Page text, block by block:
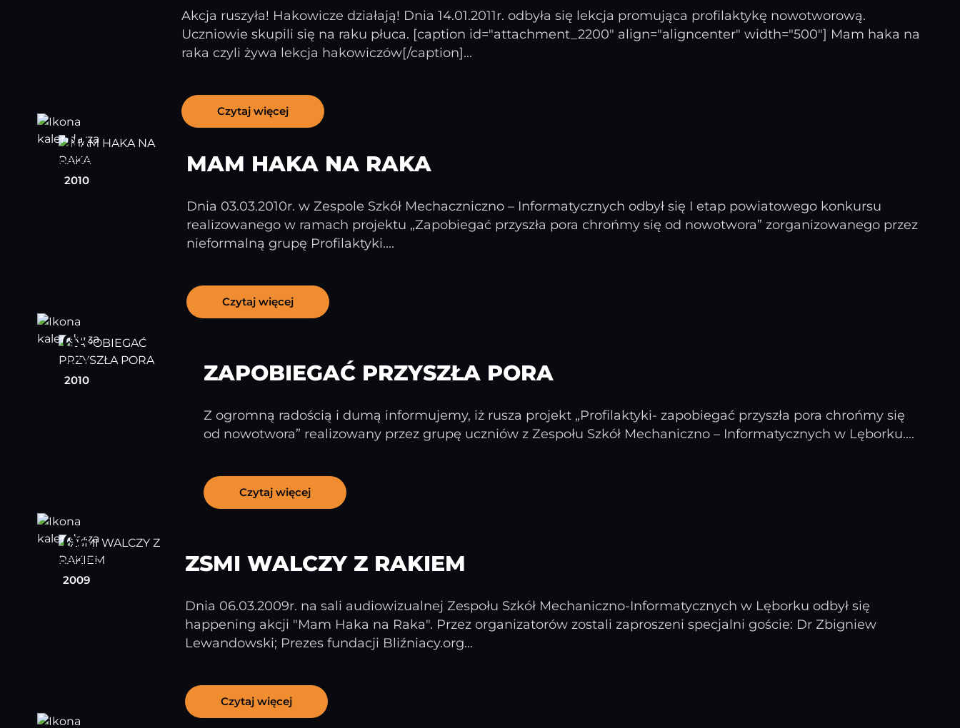
Akcja ruszyła! Hakowicze działają! Dnia 14.01.2011r. odbyła się lekcja promująca profilaktykę nowotworową.
Uczniowie skupili się na raku płuca. [caption id="attachment_2200" align="aligncenter" width="500"] Mam haka na
raka czyli żywa lekcja hakowiczów[/caption]...
Czytaj więcej
10
marzec
2010
MAM HAKA NA RAKA
Dnia 03.03.2010r. w Zespole Szkół Mechaczniczno – Informatycznych odbył się I etap powiatowego konkursu
realizowanego w ramach projektu „Zapobiegać przyszła pora chrońmy się od nowotwora” zorganizowanego przez
nieformalną grupę Profilaktyki....
Czytaj więcej
08
luty
2010
ZAPOBIEGAĆ PRZYSZŁA PORA
Z ogromną radością i dumą informujemy, iż rusza projekt „Profilaktyki- zapobiegać przyszła pora chrońmy się
od nowotwora” realizowany przez grupę uczniów z Zespołu Szkół Mechaniczno – Informatycznych w Lęborku....
Czytaj więcej
06
marzec
2009
ZSMI WALCZY Z RAKIEM
Dnia 06.03.2009r. na sali audiowizualnej Zespołu Szkół Mechaniczno-Informatycznych w Lęborku odbył się
happening akcji "Mam Haka na Raka". Przez organizatorów zostali zaproszeni specjalni goście: Dr Zbigniew
Lewandowski; Prezes fundacji Bliźniacy.org...
Czytaj więcej